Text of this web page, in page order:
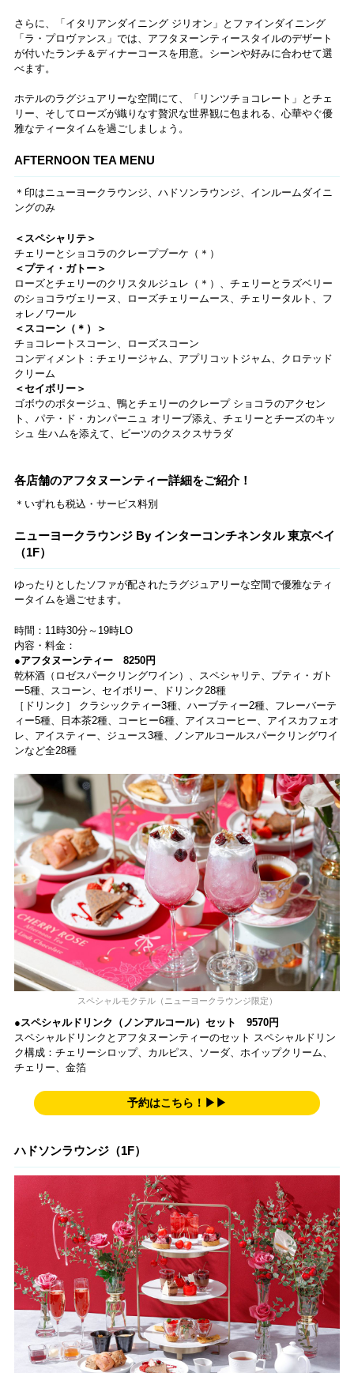
さらに、「イタリアンダイニング ジリオン」とファインダイニング
「ラ・プロヴァンス」では、アフタヌーンティースタイルのデザート
が付いたランチ＆ディナーコースを用意。シーンや好みに合わせて選
べます。
ホテルのラグジュアリーな空間にて、「リンツチョコレート」とチェ
リー、そしてローズが織りなす贅沢な世界観に包まれる、心華やぐ優
雅なティータイムを過ごしましょう。
AFTERNOON TEA MENU
＊印はニューヨークラウンジ、ハドソンラウンジ、インルームダイニ
ングのみ
＜スペシャリテ＞
チェリーとショコラのクレープブーケ（＊）
＜プティ・ガトー＞
ローズとチェリーのクリスタルジュレ（＊）、チェリーとラズベリー
のショコラヴェリーヌ、ローズチェリームース、チェリータルト、フ
ォレノワール
＜スコーン（＊）＞
チョコレートスコーン、ローズスコーン
コンディメント：チェリージャム、アプリコットジャム、クロテッド
クリーム
＜セイボリー＞
ゴボウのポタージュ、鴨とチェリーのクレープ ショコラのアクセン
ト、パテ・ド・カンパーニュ オリーブ添え、チェリーとチーズのキッ
シュ 生ハムを添えて、ビーツのクスクスサラダ
各店舗のアフタヌーンティー詳細をご紹介！
＊いずれも税込・サービス料別
ニューヨークラウンジ By インターコンチネンタル 東京ベイ
（1F）
ゆったりとしたソファが配されたラグジュアリーな空間で優雅なティ
ータイムを過ごせます。
時間：11時30分～19時LO
内容・料金：
●アフタヌーンティー 8250円
乾杯酒（ロゼスパークリングワイン）、スペシャリテ、プティ・ガト
ー5種、スコーン、セイボリー、ドリンク28種
［ドリンク］ クラシックティー3種、ハーブティー2種、フレーバーテ
ィー5種、日本茶2種、コーヒー6種、アイスコーヒー、アイスカフェオ
レ、アイスティー、ジュース3種、ノンアルコールスパークリングワイ
ンなど全28種
スペシャルモクテル（ニューヨークラウンジ限定）
●スペシャルドリンク（ノンアルコール）セット 9570円
スペシャルドリンクとアフタヌーンティーのセット スペシャルドリン
ク構成：チェリーシロップ、カルピス、ソーダ、ホイップクリーム、
チェリー、金箔
予約はこちら！▶▶
ハドソンラウンジ（1F）